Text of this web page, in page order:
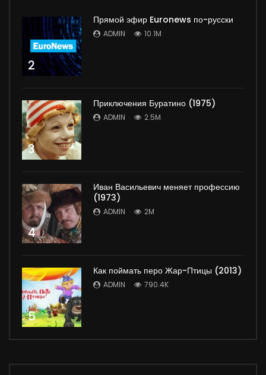
2
Прямой эфир Euronews по-русски
ADMIN 10.1M
3
Приключения Буратино (1975)
ADMIN 2.5M
4
Иван Васильевич меняет профессию
(1973)
ADMIN 2M
5
Как поймать перо Жар-Птицы (2013)
ADMIN 790.4K